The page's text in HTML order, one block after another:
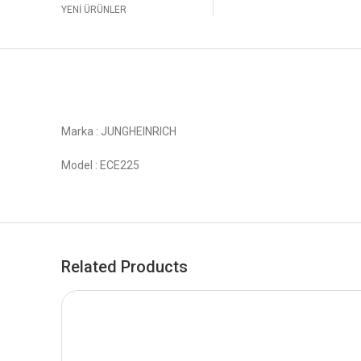
YENİ ÜRÜNLER
Marka : JUNGHEINRICH
Model : ECE225
Related Products